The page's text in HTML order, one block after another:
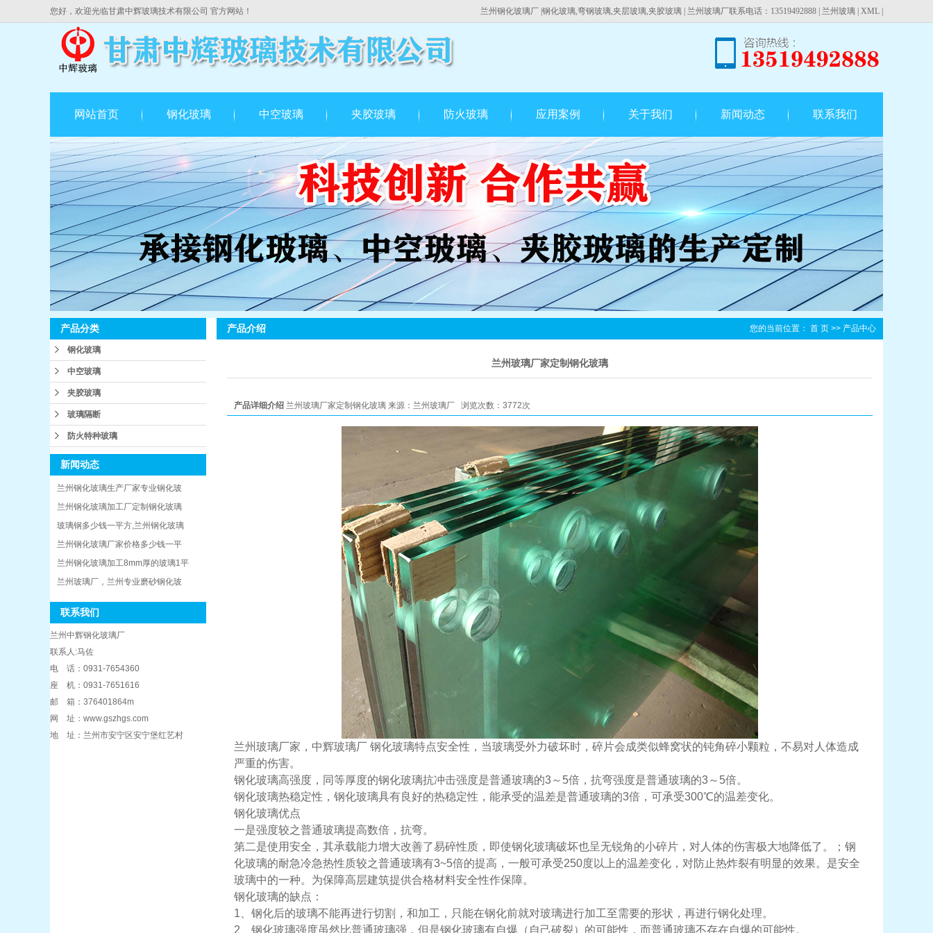
您好，欢迎光临甘肃中辉玻璃技术有限公司 官方网站！ 兰州钢化玻璃厂 |钢化玻璃,弯钢玻璃,夹层玻璃,夹胶玻璃 | 兰州玻璃厂联系电话：13519492888 兰州玻璃 XML
网站首页 钢化玻璃 中空玻璃 夹胶玻璃 防火玻璃 应用案例 关于我们 新闻动态 联系我们
产品分类
钢化玻璃
中空玻璃
夹胶玻璃
玻璃隔断
防火特种玻璃
新闻动态
兰州钢化玻璃生产厂家专业钢化玻
兰州钢化玻璃加工厂定制钢化玻璃
玻璃钢多少钱一平方,兰州钢化玻璃
兰州钢化玻璃厂家价格多少钱一平
兰州钢化玻璃加工8mm厚的玻璃1平
兰州玻璃厂，兰州专业磨砂钢化玻
联系我们
兰州中辉钢化玻璃厂
联系人:马佐
电 话：0931-7654360
座 机：0931-7651616
邮 箱：376401864m
网 址：www.gszhgs.com
地 址：兰州市安宁区安宁堡红艺村
产品介绍 您的当前位置： 首 页 >> 产品中心
兰州玻璃厂家定制钢化玻璃
产品详细介绍 兰州玻璃厂家定制钢化玻璃 来源：兰州玻璃厂 浏览次数：3772次
兰州玻璃厂家 ，中辉玻璃厂 钢化玻璃特点安全性， 当玻璃受外力破坏时，碎片会成类似蜂窝状的钝角碎小颗粒，不易对人体造成
严重的伤害。
钢化玻璃高强度， 同等厚度的钢化玻璃抗冲击强度是普通玻璃的3～5倍，抗弯强度是普通玻璃的3～5倍。
钢化玻璃热稳定性， 钢化玻璃具有良好的热稳定性，能承受的温差是普通玻璃的3倍，可承受300℃的温差变化。
钢化玻璃优点
一是强度较之普通玻璃提高数倍，抗弯。
第二是使用安全，其承载能力增大改善了易碎性质，即使钢化玻璃破坏也呈无锐角的小碎片，对人体的伤害极大地降低了。；钢
化玻璃的耐急冷急热性质较之普通玻璃有3~5倍的提高，一般可承受250度以上的温差变化，对防止热炸裂有明显的效果。是安全
玻璃中的一种。为保障高层建筑提供合格材料安全性作保障。
钢化玻璃的缺点：
1、钢化后的玻璃不能再进行切割，和加工，只能在钢化前就对玻璃进行加工至需要的形状，再进行钢化处理。
2、钢化玻璃强度虽然比普通玻璃强，但是钢化玻璃有自爆（自己破裂）的可能性，而普通玻璃不存在自爆的可能性。